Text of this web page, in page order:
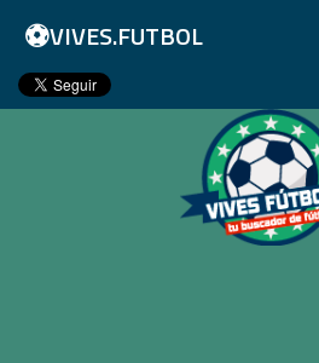
⚽VIVES.FUTBOL
Inicio